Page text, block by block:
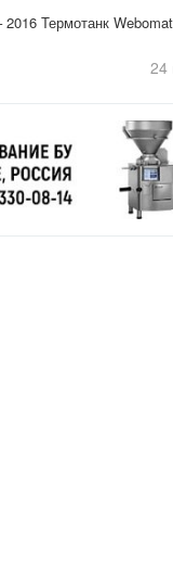
Термотанк
24